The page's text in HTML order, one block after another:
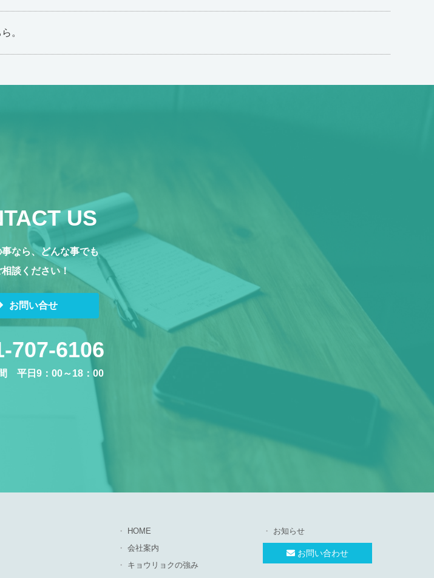
。
US
事なら、どんな事でも
談ください！
お問い合せ
707-6106
平日9：00～18：00
HOME
会社案内
キョウリョクの強み
お知らせ
お問い合わせ